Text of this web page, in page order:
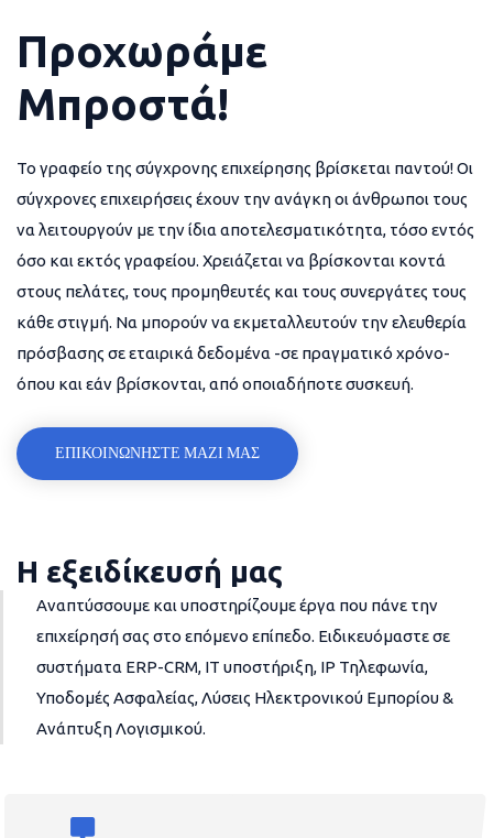
Προχωράμε
Μπροστά!
Το γραφείο της σύγχρονης επιχείρησης βρίσκεται παντού! Οι
σύγχρονες επιχειρήσεις έχουν την ανάγκη οι άνθρωποι τους
να λειτουργούν με την ίδια αποτελεσματικότητα, τόσο εντός
όσο και εκτός γραφείου. Χρειάζεται να βρίσκονται κοντά
στους πελάτες, τους προμηθευτές και τους συνεργάτες τους
κάθε στιγμή. Να μπορούν να εκμεταλλευτούν την ελευθερία
πρόσβασης σε εταιρικά δεδομένα -σε πραγματικό χρόνο-
όπου και εάν βρίσκονται, από οποιαδήποτε συσκευή.
ΕΠΙΚΟΙΝΩΝΗΣΤΕ ΜΑΖΙ ΜΑΣ
Η εξειδίκευσή μας
Αναπτύσσουμε και υποστηρίζουμε έργα που πάνε την
επιχείρησή σας στο επόμενο επίπεδο. Ειδικευόμαστε σε
συστήματα ERP-CRM, IT υποστήριξη, IP Τηλεφωνία,
Υποδομές Ασφαλείας, Λύσεις Ηλεκτρονικού Εμπορίου &
Ανάπτυξη Λογισμικού.